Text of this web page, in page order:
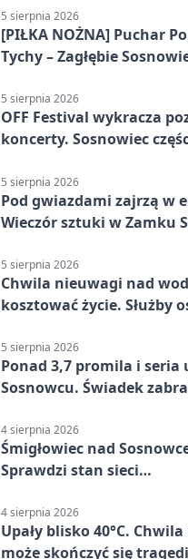
5 sierpnia 2026
[PIŁKA NOŻNA] Puchar
Tychy – Zagłębie
przed przerwą
5 sierpnia 2026
OFF Festival wykracza
koncerty. Sosnowiec
5 sierpnia 2026
Pod gwiazdami zajrzą w
Wieczór sztuki w Zamku
5 sierpnia 2026
Chwila nieuwagi nad
kosztować życie. Służby
5 sierpnia 2026
Ponad 3,7 promila i seria
Sosnowcu. Świadek
4 sierpnia 2026
Śmigłowiec nad
Sprawdzi stan sieci
4 sierpnia 2026
Upały blisko 40°C.
może skończyć się